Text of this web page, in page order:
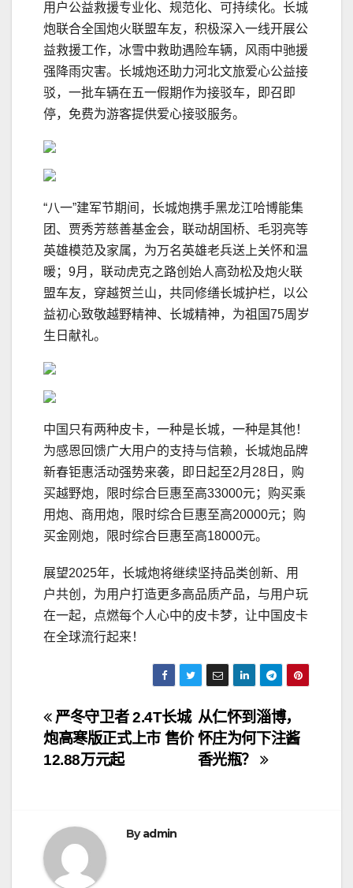
用户公益救援专业化、规范化、可持续化。长城
炮联合全国炮火联盟车友，积极深入一线开展公
益救援工作，冰雪中救助遇险车辆，风雨中驰援
强降雨灾害。长城炮还助力河北文旅爱心公益接
驳，一批车辆在五一假期作为接驳车，即召即
停，免费为游客提供爱心接驳服务。
“八一”建军节期间，长城炮携手黑龙江哈博能集
团、贾秀芳慈善基金会，联动胡国桥、毛羽亮等
英雄模范及家属，为万名英雄老兵送上关怀和温
暖；9月，联动虎克之路创始人高劲松及炮火联
盟车友，穿越贺兰山，共同修缮长城护栏，以公
益初心致敬越野精神、长城精神，为祖国75周岁
生日献礼。
中国只有两种皮卡，一种是长城，一种是其他！
为感恩回馈广大用户的支持与信赖，长城炮品牌
新春钜惠活动强势来袭，即日起至2月28日，购
买越野炮，限时综合巨惠至高33000元；购买乘
用炮、商用炮，限时综合巨惠至高20000元；购
买金刚炮，限时综合巨惠至高18000元。
展望2025年，长城炮将继续坚持品类创新、用
户共创，为用户打造更多高品质产品，与用户玩
在一起，点燃每个人心中的皮卡梦，让中国皮卡
在全球流行起来！
文
章
航
从仁怀到淄博，
怀庄为何下注酱
香光瓶？
严冬守卫者 2.4T长城
炮高寒版正式上市 售价
12.88万元起
Byadmin